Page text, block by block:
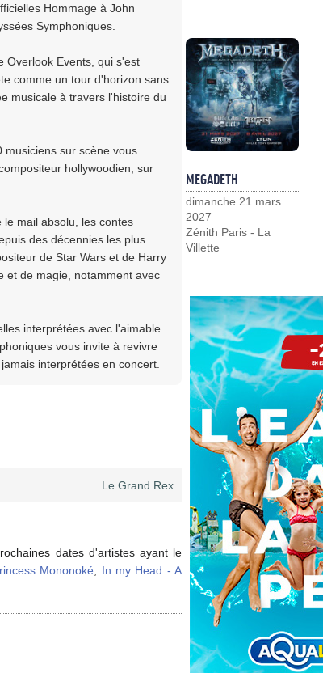
Hommage à John
Symphoniques.
Overlook Events, qui s'est
comme un tour d'horizon sans
musicale à travers l'histoire du
musiciens sur scène vous
hollywoodien, sur
mail absolu, les contes
des décennies les plus
de Star Wars et de Harry
et de magie, notamment avec
interprétées avec l'aimable
vous invite à revivre
interprétées en concert.
Le Grand Rex
dates d'artistes ayant le
Mononoké
In my Head - A
MEGADETH
dimanche 21 mars
2027
Zénith Paris - La
Villette